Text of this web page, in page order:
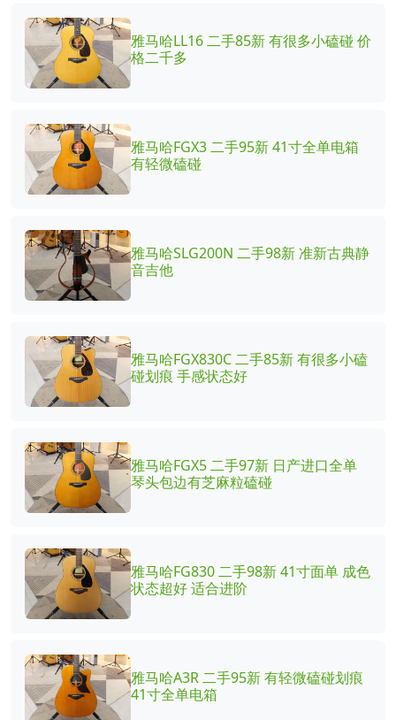
雅马哈LL16 二手85新 有很多小磕碰 价
格二千多
雅马哈FGX3 二手95新 41寸全单电箱
有轻微磕碰
雅马哈SLG200N 二手98新 准新古典静
音吉他
雅马哈FGX830C 二手85新 有很多小磕
碰划痕 手感状态好
雅马哈FGX5 二手97新 日产进口全单
琴头包边有芝麻粒磕碰
雅马哈FG830 二手98新 41寸面单 成色
状态超好 适合进阶
雅马哈A3R 二手95新 有轻微磕碰划痕
41寸全单电箱